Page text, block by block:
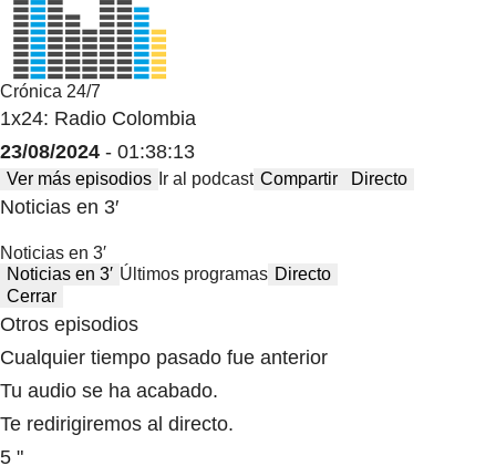
Crónica 24/7
1x24: Radio Colombia
23/08/2024 - 01:38:13
Ver más episodios Ir al podcast Compartir Directo
Noticias en 3′
Noticias en 3′
Noticias en 3′ Últimos programas Directo
Cerrar
Otros episodios
Cualquier tiempo pasado fue anterior
Tu audio se ha acabado.
Te redirigiremos al directo.
5 "